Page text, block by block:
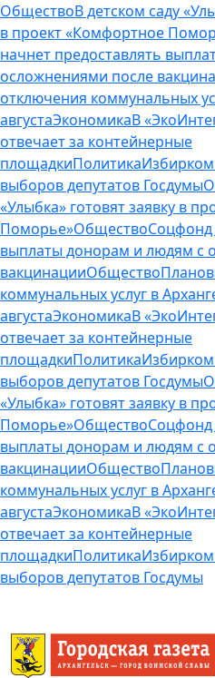
ОбществоВ детском саду
в проект «Комфортное
начнет предоставлять
осложнениями после
отключения коммунальных
августаЭкономикаВ
отвечает за контейнерные
площадкиПолитика
выборов депутатов Госдумы
«Улыбка» готовят заявку в
Поморье»ОбществоСоцфонд
выплаты донорам и людям с
вакцинацииОбщество
коммунальных услуг в
августаЭкономикаВ
отвечает за контейнерные
площадкиПолитика
выборов депутатов Госдумы
«Улыбка» готовят заявку в
Поморье»ОбществоСоцфонд
выплаты донорам и людям с
вакцинацииОбщество
коммунальных услуг в
августаЭкономикаВ
отвечает за контейнерные
площадкиПолитика
выборов депутатов Госдумы